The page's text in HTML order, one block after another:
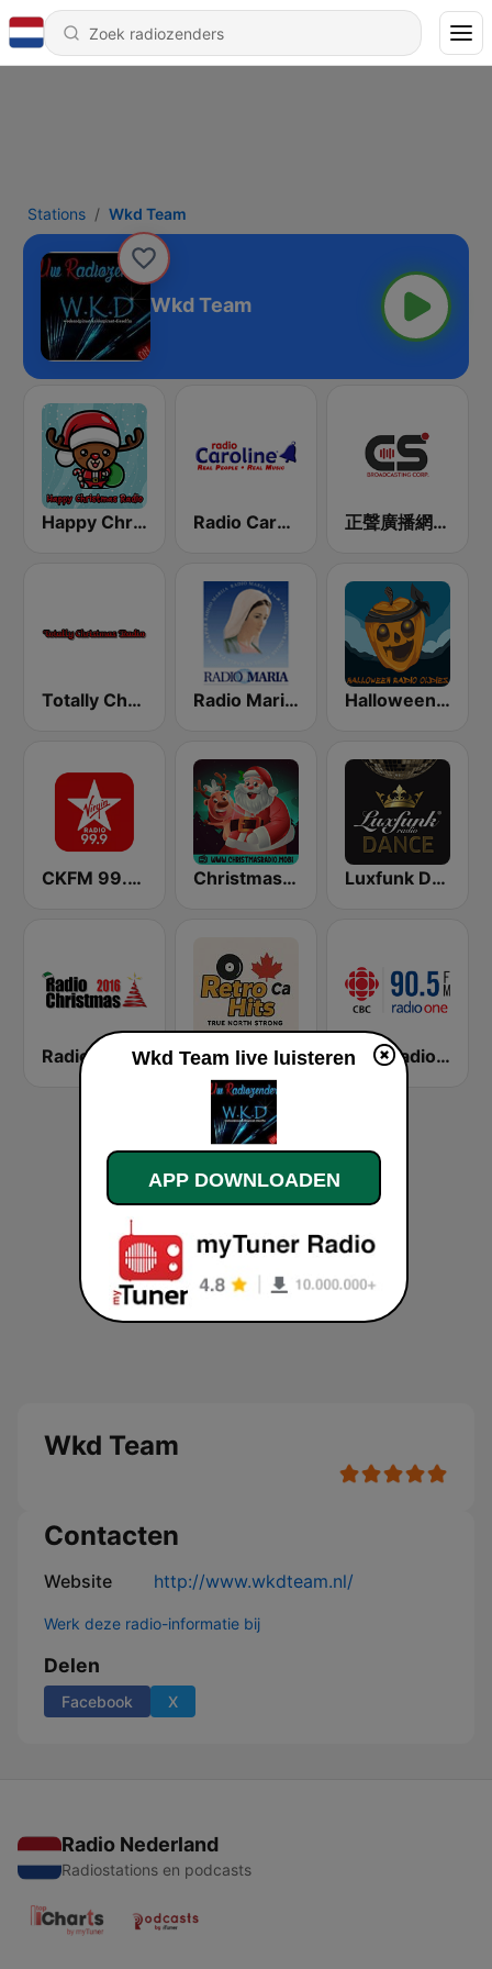
Stations Wkd Team
Wkd Team
Happy Christmas Radio Radio Caroline 正聲廣播網路綜合台 (CSBC Life)
Totally Christmas Radio Radio Maria België Halloween Radio Oldies
CKFM 99.9 Virgin Radio Toronto Christmas Radio Luxfunk Dance
Radio Christmas Retro Hits Canada CBC Radio One Halifax
Wkd Team
Contacten
Website http://www.wkdteam.nl/
Werk deze radio-informatie bij
Delen
Facebook X
Radio Nederland
Radiostations en podcasts
Wkd Team live luisteren
APP DOWNLOADEN